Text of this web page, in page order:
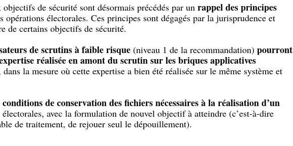
de sécurité sont désormais précédés par un rappel des principes
électorales. Ces principes sont dégagés par la jurisprudence et
de certains objectifs de sécurité.
de scrutins à faible risque(niveau 1 de la recommandation) pourront
réalisée en amont du scrutin sur les briques applicatives
dans la mesure où cette expertise a bien été réalisée sur le même système et
conditions de conservation des fichiers nécessaires à la réalisation d’un
avec la formulation de nouvel objectif à atteindre (c’est-à-dire
de traitement, de rejouer seul le dépouillement).